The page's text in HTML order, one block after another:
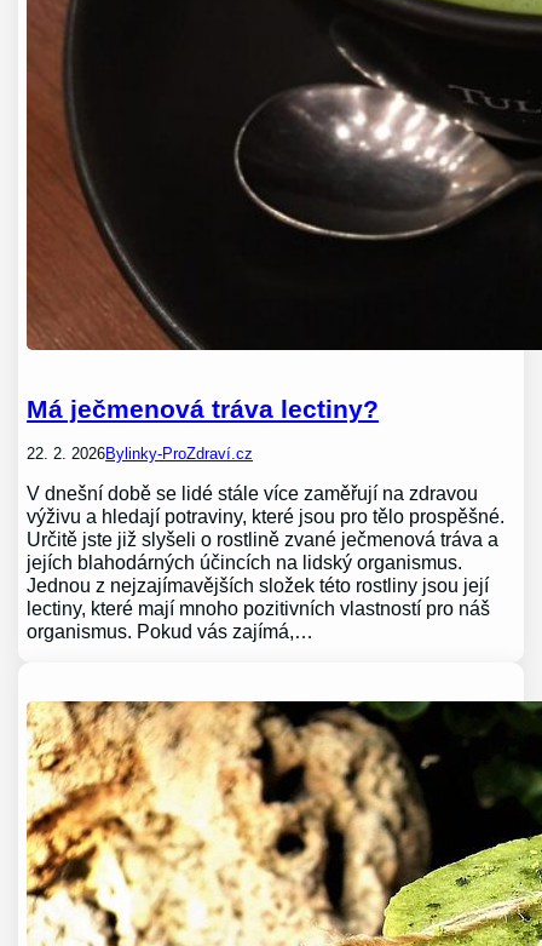
Má ječmenová tráva lectiny?
22. 2. 2026Bylinky-ProZdraví.cz
V dnešní době se lidé stále více zaměřují na zdravou
výživu a hledají potraviny, které jsou pro tělo prospěšné.
Určitě jste již slyšeli o rostlině zvané ječmenová tráva a
jejích blahodárných účincích na lidský organismus.
Jednou z nejzajímavějších složek této rostliny jsou její
lectiny, které mají mnoho pozitivních vlastností pro náš
organismus. Pokud vás zajímá,…